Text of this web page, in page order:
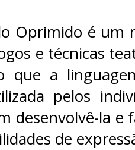
Oprimido é um
e técnicas
que a
pelos
desenvolvê-la e
de